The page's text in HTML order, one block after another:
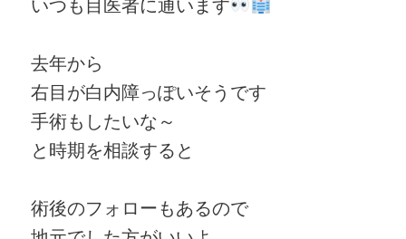
去年から
右目が白内障っぽいそうです
手術もしたいな～
と時期を相談すると
術後のフォローもあるので